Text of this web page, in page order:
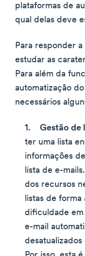
plataformas de
qual delas deve
Para responder
estudar as
Para além da
automatização
necessários
Gestão de
ter uma lista
informações
lista de e-
dos recursos
listas de forma
dificuldade em
e-mail